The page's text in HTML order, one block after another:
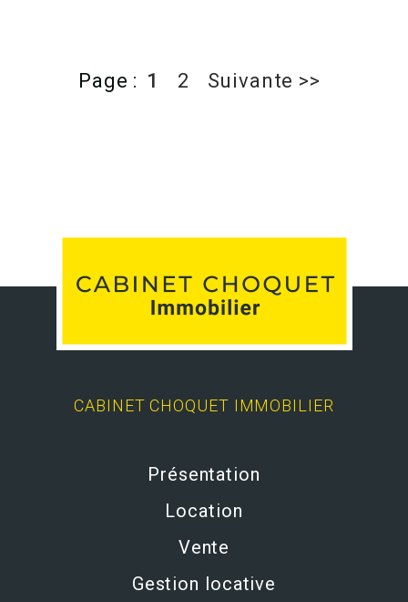
Page : 1 2 Suivante >>
CABINET CHOQUET IMMOBILIER
Présentation
Location
Vente
Gestion locative